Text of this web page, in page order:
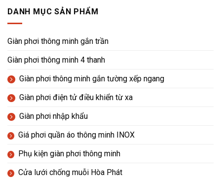
DANH MỤC SẢN PHẨM
Giàn phơi thông minh gắn trần
Giàn phơi thông minh 4 thanh
Giàn phơi thông minh gắn tường xếp ngang
Giàn phơi điện tử điều khiển từ xa
Giàn phơi nhập khẩu
Giá phơi quần áo thông minh INOX
Phụ kiện giàn phơi thông minh
Cửa lưới chống muỗi Hòa Phát